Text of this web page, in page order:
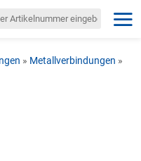
» Metallverbindungen »